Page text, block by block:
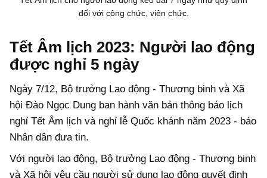
đối với công chức, viên chức.
Tết Âm lịch 2023: Người lao động
được nghỉ 5 ngày
Ngày 7/12, Bộ trưởng Lao động - Thương binh và Xã
hội Đào Ngọc Dung ban hành văn bản thông báo lịch
nghỉ Tết Âm lịch và nghỉ lễ Quốc khánh năm 2023 - báo
Nhân dân đưa tin.
Với người lao động, Bộ trưởng Lao động - Thương binh
và Xã hội yêu cầu người sử dụng lao động quyết định